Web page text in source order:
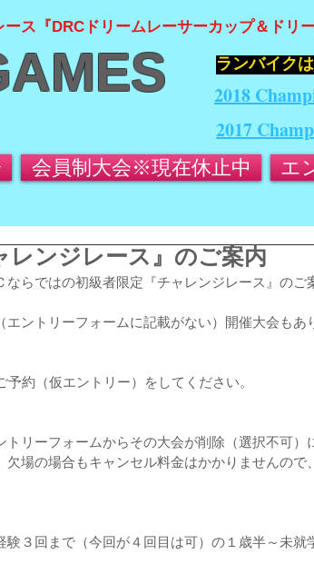
ス『DRCドリームレーサーカップ＆ドリ
2017
2018
ランバイク
会員制大会※現在休止中 エ
レンジレース』のご案内
らではの初級者限定『チャレンジレース』のご
ントリーフォームに記載がない）開催大会もあ
約（仮エントリー）をしてください。
リーフォームからその大会が削除（選択不可）
場の場合もキャンセル料金はかかりませんので
３回まで（今回が４回目は可）の１歳半～未就